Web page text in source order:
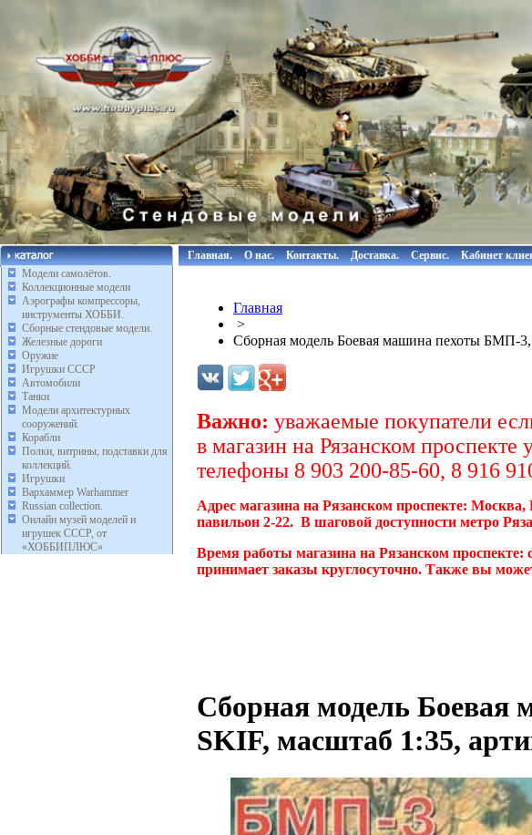
Модели самолётов.
Коллекционные модели
Аэрографы компрессоры,
инструменты ХОББИ.
Сборные стендовые модели.
Железные дороги
Оружие
Игрушки СССР
Автомобили
Танки
Модели архитектурных
сооружений.
Корабли
Полки, витрины, подставки для
коллекций.
Игрушки
Вархаммер Warhammer
Russian collection.
Онлайн музей моделей и
игрушек СССР, от
«ХОББИПЛЮС»
Главная. О нас. Контакты. Доставка. Сервис. Кабинет
Главная
>
Сборная модель Боевая машина пехоты БМП-
Важно: уважаемые покупатели
в магазин на Рязанском
телефоны 8 903 200-85-60, 8 916
Адрес магазина на Рязанском проспекте:
павильон 2-22. В шаговой доступности метро
Время работы магазина на Рязанском
принимает заказы круглосуточно. Также вы
Сборная модель Боевая
SKIF, масштаб 1:35,